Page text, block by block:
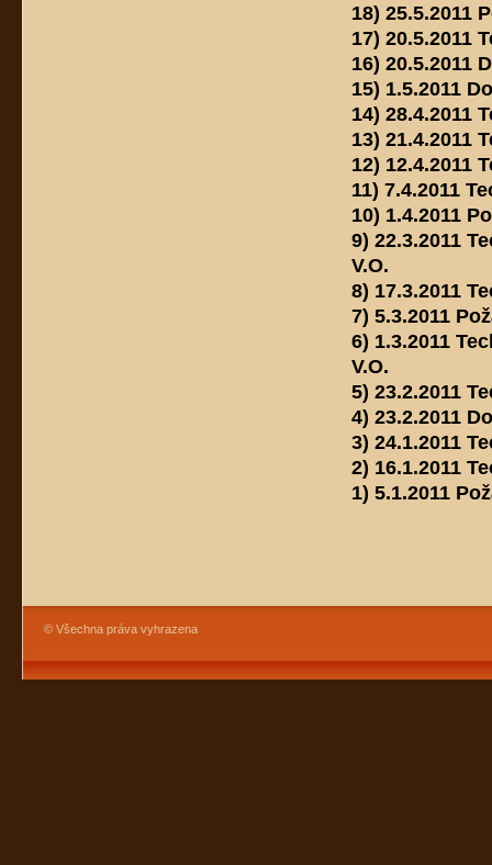
18) 25.5.2011
17) 20.5.2011
16) 20.5.2011
15) 1.5.2011
14) 28.4.2011
13) 21.4.2011
12) 12.4.2011
11) 7.4.2011
10) 1.4.2011
9) 22.3.2011
V.O.
8) 17.3.2011
7) 5.3.2011
6) 1.3.2011
V.O.
5) 23.2.2011
4) 23.2.2011
3) 24.1.2011
2) 16.1.2011
1) 5.1.2011
© Všechna práva vyhrazena